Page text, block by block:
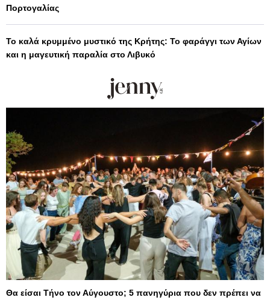
Πορτογαλίας
Το καλά κρυμμένο μυστικό της Κρήτης: Το φαράγγι των Αγίων
και η μαγευτική παραλία στο Λιβυκό
Θα είσαι Τήνο τον Αύγουστο; 5 πανηγύρια που δεν πρέπει να